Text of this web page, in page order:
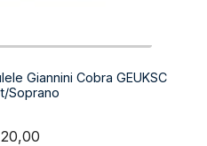
Giannini Cobra GEUKSC
Soprano
20,00